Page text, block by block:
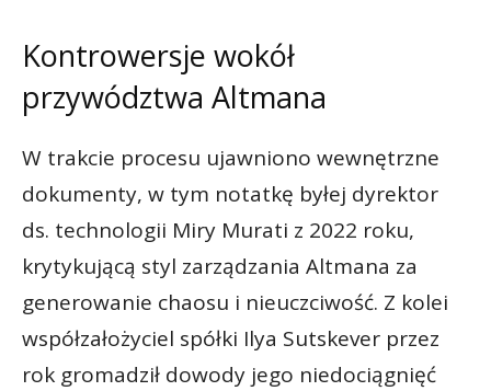
Kontrowersje wokół
przywództwa Altmana
W trakcie procesu ujawniono wewnętrzne
dokumenty, w tym notatkę byłej dyrektor
ds. technologii Miry Murati z 2022 roku,
krytykującą styl zarządzania Altmana za
generowanie chaosu i nieuczciwość. Z kolei
współzałożyciel spółki Ilya Sutskever przez
rok gromadził dowody jego niedociągnięć